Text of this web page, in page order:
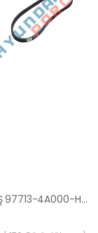
KLİMA KAYIŞ 97713-4A000-HMC